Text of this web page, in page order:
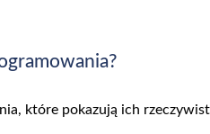
które pokazują ich